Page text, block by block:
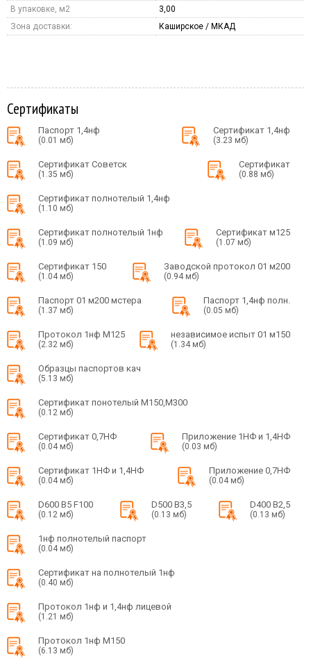
В упаковке, м2
3,00
Зона доставки:
Каширское / МКАД
Сертификаты
Паспорт 1,4нф
(0.01 мб)
Сертификат 1,4нф
(3.23 мб)
Сертификат Советск
(1.35 мб)
Сертификат
(0.88 мб)
Сертификат полнотелый 1,4нф
(1.10 мб)
Сертификат полнотелый 1нф
(1.09 мб)
Сертификат м125
(1.07 мб)
Сертификат 150
(1.04 мб)
Заводской протокол 01 м200
(0.94 мб)
Паспорт 01 м200 мстера
(1.37 мб)
Паспорт 1,4нф полн.
(0.05 мб)
Протокол 1нф М125
(2.32 мб)
независимое испыт 01 м150
(1.34 мб)
Образцы паспортов кач
(5.13 мб)
Сертификат понотелый М150,М300
(0.12 мб)
Сертификат 0,7НФ
(0.04 мб)
Приложение 1НФ и 1,4НФ
(0.03 мб)
Сертификат 1НФ и 1,4НФ
(0.04 мб)
Приложение 0,7НФ
(0.04 мб)
D600 B5 F100
(0.12 мб)
D500 B3,5
(0.13 мб)
D400 B2,5
(0.13 мб)
1нф полнотелый паспорт
(0.04 мб)
Сертификат на полнотелый 1нф
(0.40 мб)
Протокол 1нф и 1,4нф лицевой
(1.21 мб)
Протокол 1нф М150
(6.13 мб)